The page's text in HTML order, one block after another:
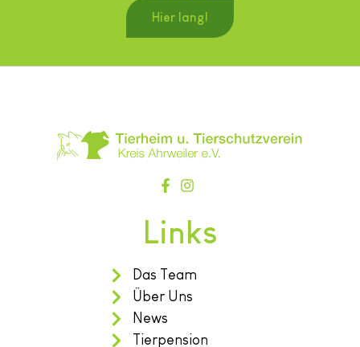
Hier lang!
Links
Das Team
Über Uns
News
Tierpension